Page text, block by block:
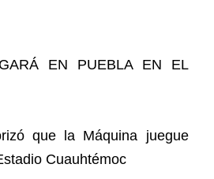
EN PUEBLA EN EL
que la Máquina juegue
Cuauhtémoc